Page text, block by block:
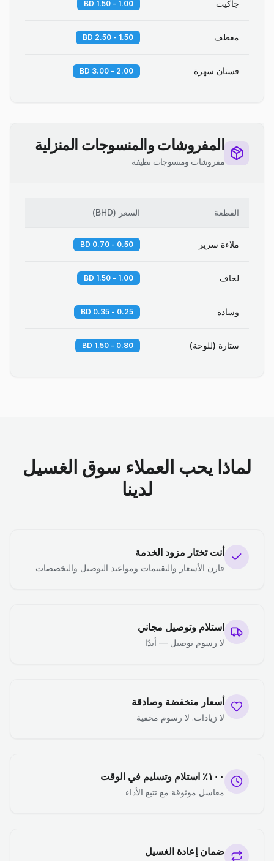
جاكيت 1.00 - 1.50 BD
معطف 1.50 - 2.50 BD
فستان سهرة 2.00 - 3.00 BD
المفروشات والمنسوجات المنزلية
مفروشات ومنسوجات نظيفة
القطعة السعر (
BHD
)
ملاءة سرير 0.50 - 0.70 BD
لحاف 1.00 - 1.50 BD
وسادة 0.25 - 0.35 BD
ستارة (للوحة) 0.80 - 1.50 BD
لماذا يحب العملاء سوق الغسيل
لدينا
أنت تختار مزود الخدمة
قارن الأسعار والتقييمات ومواعيد التوصيل والتخصصات
استلام وتوصيل مجاني
لا رسوم توصيل — أبدًا
أسعار منخفضة وصادقة
لا زيادات. لا رسوم مخفية
١٠٠٪ استلام وتسليم في الوقت
مغاسل موثوقة مع تتبع الأداء
ضمان إعادة الغسيل